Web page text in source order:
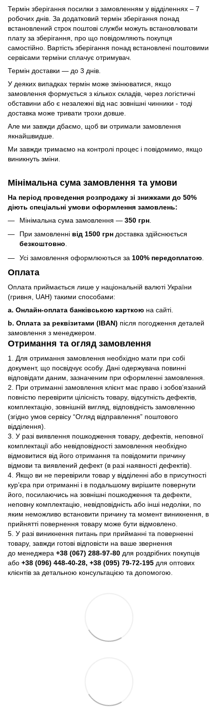
Термін зберігання посилки з замовленням у відділеннях – 7
робочих днів. За додатковий термін зберігання понад
встановлений строк поштові служби можуть встановлювати
плату за зберігання, про що повідомляють покупця
самостійно. Вартість зберігання понад вcтановлені поштовими
сервісами терміни сплачує отримувач.
Термін доставки — до 3 днів.
У деяких випадках термін може змінюватися, якщо
замовлення формується з кількох складів, через логістичні
обставини або є незалежні від нас зовнішні чинники - тоді
доставка може тривати трохи довше.
Але ми завжди дбаємо, щоб ви отримали замовлення
якнайшвидше.
Ми завжди тримаємо на контролі процес і повідомимо, якщо
виникнуть зміни.
Мінімальна сума замовлення та умови
На період проведення розпродажу зі знижками до 50%
діють спеціальні умови оформлення замовлень:
Мінімальна сума замовлення — 350 грн
При замовленні від 1500 грн доставка здійснюється
безкоштовно.
Усі замовлення оформлюються за 100% передоплатою
Оплата
Оплата приймається лише у національній валюті України
(гривня, UAH) такими способами:
a. Онлайн-оплата банківською карткою на сайті.
b. Оплата за реквізитами (IBAN) після погодження деталей
замовлення з менеджером.
Отримання та огляд замовлення
1. Для отримання замовлення необхідно мати при собі
документ, що посвідчує особу. Дані одержувача повинні
відповідати даним, зазначеним при оформленні замовлення.
2. При отриманні замовлення клієнт має право і зобов’язаний
повністю перевірити цілісність товару, відсутність дефектів,
комплектацію, зовнішній вигляд, відповідність замовленню
(згідно умов сервісу “Огляд відправлення” поштового
відділення).
3. У разі виявлення пошкодження товару, дефектів, неповної
комплектації або невідповідності замовлення необхідно
відмовитися від його отримання та повідомити причину
відмови та виявлений дефект (в разі наявності дефектів).
4. Якщо ви не перевірили товар у відділенні або в присутності
кур’єра при отриманні і в подальшому вирішите повернути
його, посилаючись на зовнішні пошкодження та дефекти,
неповну комплектацію, невідповідність або інші недоліки, по
яким неможливо встановити причину та момент виникнення, в
прийнятті повернення товару може бути відмовлено.
5. У разі виникнення питань при прийманні та поверненні
товару, завжди готові відповісти на ваше звернення
до менеджера +38 (067) 288-97-80 для роздрібних покупців
або +38 (096) 448-40-28, +38 (095) 79-72-195 для оптових
клієнтів за детальною консультацією та допомогою.